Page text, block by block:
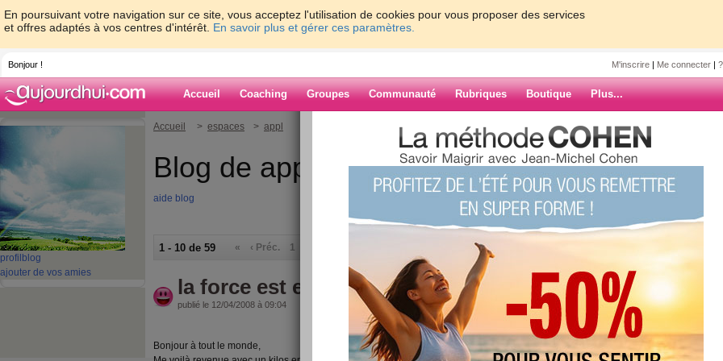
En poursuivant votre navigation sur ce site, vous acceptez l'utilisation de cookies pour vous proposer des services
et offres adaptés à vos centres d'intérêt. En savoir plus et gérer ces paramètres.
Bonjour ! M'inscrire | Me connecter |
Accueil Coaching Groupes Communauté Rubriques Boutique Plus...
profil blog
ajouter de vos amies
Accueil > espaces > appl
Blog de appl
aide blog
1 - 10 de 59 « ‹ Préc. 1
la force est en nous
publié le 12/04/2008 à 09:04
Bonjour à tout le monde,
ARCHIVES